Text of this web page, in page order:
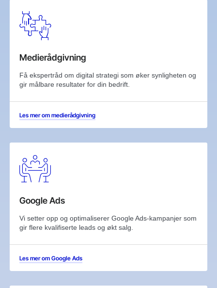
Medierådgivning
Få ekspertråd om digital strategi som øker synligheten og
gir målbare resultater for din bedrift.
Les mer om medierådgivning
Google Ads
Vi setter opp og optimaliserer Google Ads-kampanjer som
gir flere kvalifiserte leads og økt salg.
Les mer om Google Ads